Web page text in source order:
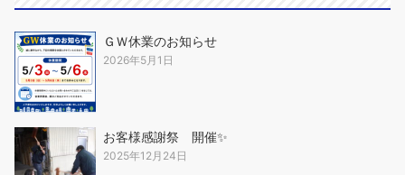
ＧＷ休業のお知らせ
2026年5月1日
お客様感謝祭 開催✨
2025年12月24日